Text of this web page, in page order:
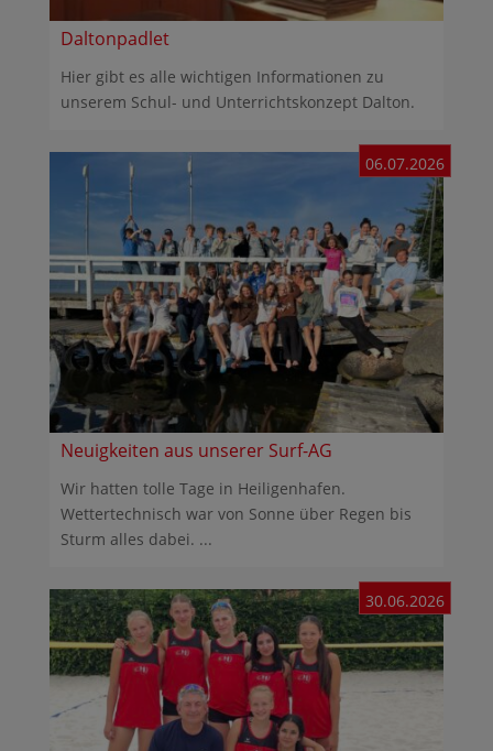
Daltonpadlet
Hier gibt es alle wichtigen Informationen zu
unserem Schul- und Unterrichtskonzept Dalton.
Neuigkeiten aus unserer Surf-AG
06.07.2026
Wir hatten tolle Tage in Heiligenhafen.
Wettertechnisch war von Sonne über Regen bis
Sturm alles dabei. ...
30.06.2026